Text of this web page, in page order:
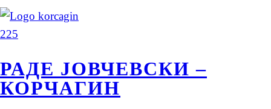
РАДЕ ЈОВЧЕВСКИ –
КОРЧАГИН